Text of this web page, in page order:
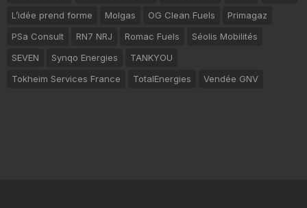
L’idée prend forme
Molgas OG Clean Fuels
Primagaz
PSa Consult
RN7 NRJ Romac Fuels
Séolis Mobilités
SEVEN
Synqo Energies
TANKYOU
Tokheim Services France
TotalEnergies Vendée GNV